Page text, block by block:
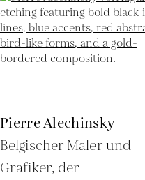
Pierre Alechinsky
Belgischer Maler und
Grafiker, der